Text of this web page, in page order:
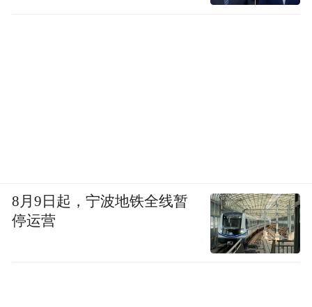
8月9日起，宁波地铁全线暂
停运营